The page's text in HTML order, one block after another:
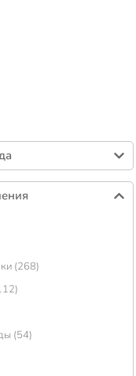
(274)
(72)
конфет (53)
и емкости для специй
(268)
(54)